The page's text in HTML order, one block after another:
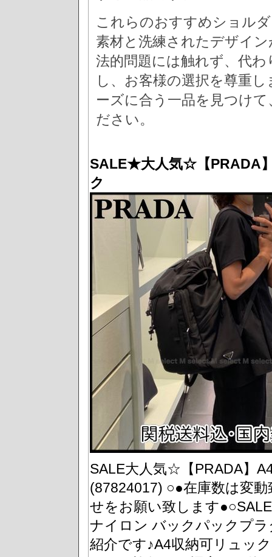
これらのおすすめショル
素材と洗練されたデザイ
法的問題には触れず、代
し、お客様の選択を尊重
ーズに合う一品を見つけ
ださい。
SALE★大人気☆【PRADA
ク
SALE大人気☆【PRADA】
(87824017) ○●在庫数は変
せをお願い致します
ナイロン バックパックプ
紹介です♪A4収納可リュッ